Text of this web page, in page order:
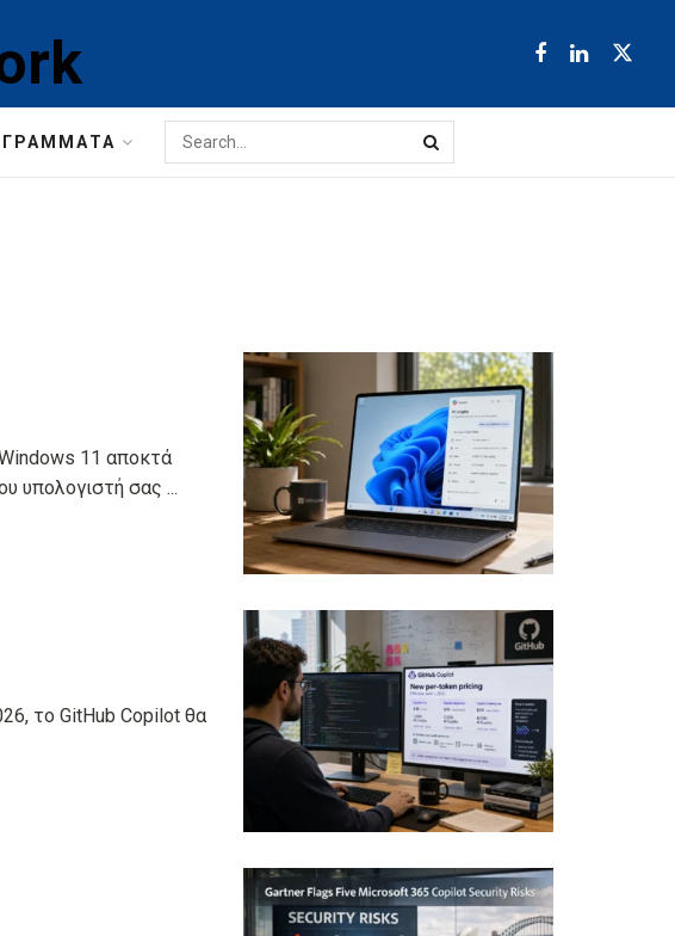
11 αποκτά
υπολογιστή σας ...
το GitHub Copilot θα